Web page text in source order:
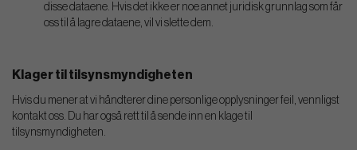
disse dataene. Hvis det ikke er noe annet juridisk grunnlag som får
oss til å lagre dataene, vil vi slette dem.
Klager til tilsynsmyndigheten
Hvis du mener at vi håndterer dine personlige opplysninger feil, vennligst
kontakt oss. Du har også rett til å sende inn en klage til
tilsynsmyndigheten.